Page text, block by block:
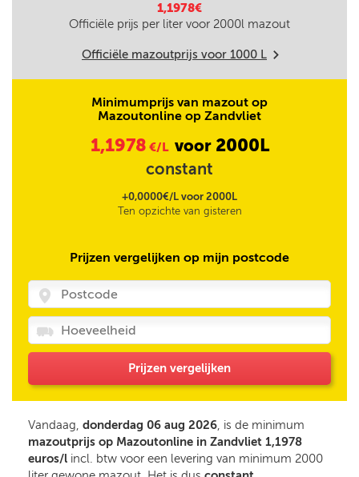
1,1978€
Officiële prijs per liter voor 2000l mazout
Officiële mazoutprijs voor 1000 L m
Minimumprijs van mazout op
Mazoutonline op Zandvliet
1,1978 €/L voor 2000L
constant
+0,0000€/L voor 2000L
Ten opzichte van gisteren
Prijzen vergelijken op mijn postcode
Prijzen vergelijken
Vandaag, donderdag 06 aug 2026, is de minimum
mazoutprijs op Mazoutonline in Zandvliet 1,1978
euros/l incl. btw voor een levering van minimum 2000